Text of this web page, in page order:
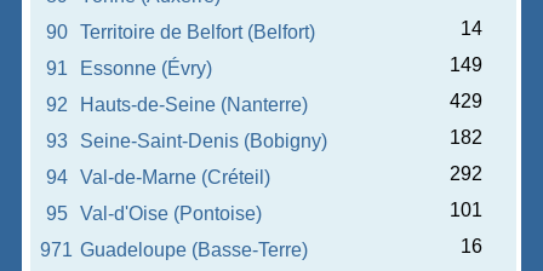
90
Territoire de Belfort (Belfort)
14
91
Essonne (Évry)
149
92
Hauts-de-Seine (Nanterre)
429
93
Seine-Saint-Denis (Bobigny)
182
94
Val-de-Marne (Créteil)
292
95
Val-d'Oise (Pontoise)
101
971 Guadeloupe (Basse-Terre)
16